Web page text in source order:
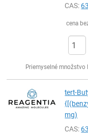
CAS:
cena
Priemyselné množstvo
tert-
mg)
CAS: